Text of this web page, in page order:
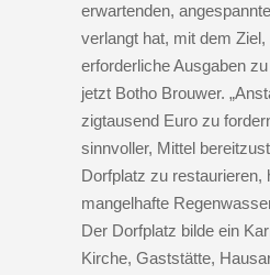
erwartenden,
verlangt hat, mit dem
erforderliche Ausgaben
jetzt Botho Brouwer.
zigtausend Euro zu
sinnvoller, Mittel
Dorfplatz zu restaurieren,
mangelhafte
Der Dorfplatz bilde ein
Kirche, Gaststätte,